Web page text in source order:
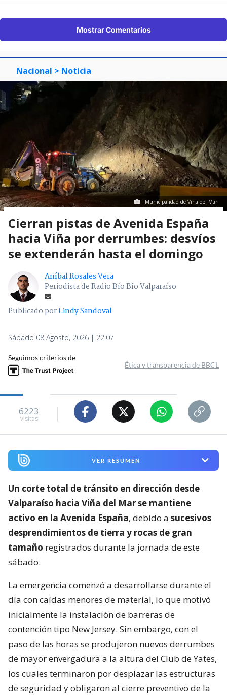
Mostrar Comentarios
Nacional > Noticia
Municipalidad de Viña del Mar.
Cierran pistas de Avenida España
hacia Viña por derrumbes: desvíos
se extenderán hasta el domingo
Aníbal Rosales Vera
Periodista de Radio Bío Bío Valparaíso
Publicado porLindy Sandoval
Sábado 08 Agosto, 2026 | 22:07
Seguimos criterios de
Ética y transparencia de BBCL
6223
visitas
VER RESUMEN
Un corte total de tránsito en dirección desde
Valparaíso hacia Viña del Mar se mantiene
activo en la Avenida España, debido a sucesivos
desprendimientos de tierra y rocas de gran
tamaño registrados durante la jornada de este
sábado.
La emergencia comenzó a desarrollarse durante el
día con caídas menores de material, lo que motivó
inicialmente la instalación de barreras de
contención tipo New Jersey. Sin embargo, con el
paso de las horas se produjeron nuevos derrumbes
de mayor envergadura a la altura del Club de Yates,
los cuales terminaron por desplazar las estructuras
de seguridad y obligaron al cierre preventivo de la